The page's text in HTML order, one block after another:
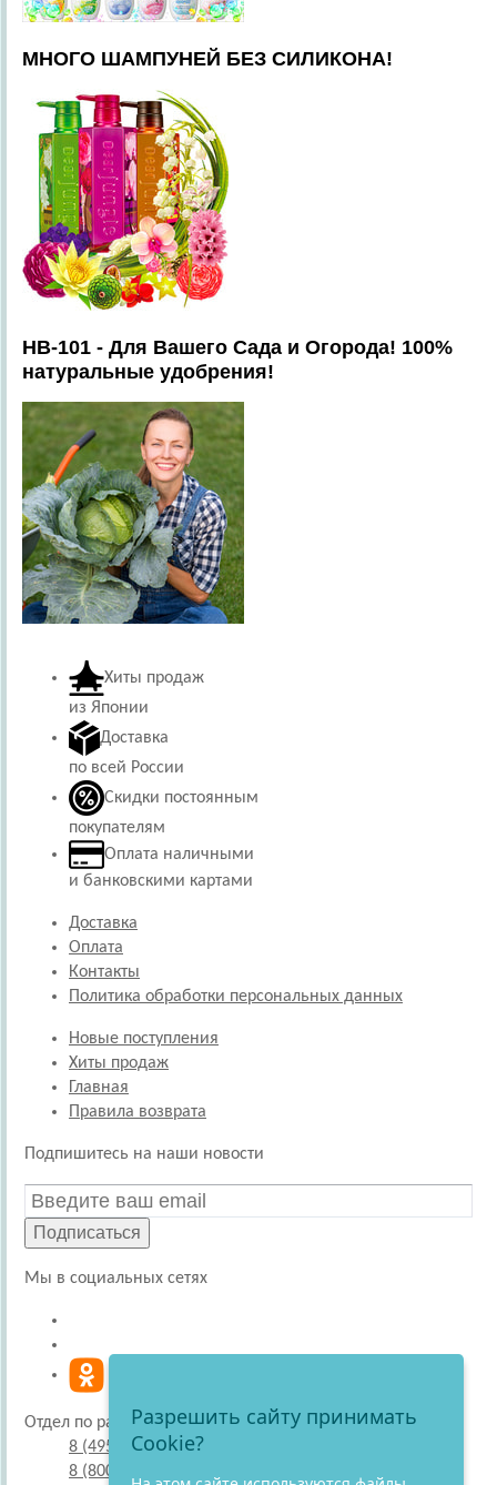
МНОГО ШАМПУНЕЙ БЕЗ СИЛИКОНА!
HB-101 - Для Вашего Сада и Огорода! 100%
натуральные удобрения!
Хиты продаж
из Японии
Доставка
по всей России
Скидки постоянным
покупателям
Оплата наличными
и банковскими картами
Доставка
Оплата
Контакты
Политика обработки персональных данных
Новые поступления
Хиты продаж
Главная
Правила возврата
Подпишитесь на наши новости
Подписаться
Мы в социальных сетях
Отдел по работе с покупателями
8 (495) 220-51-30
8 (800) 707-27-19
Разрешить сайту принимать
Cookie?